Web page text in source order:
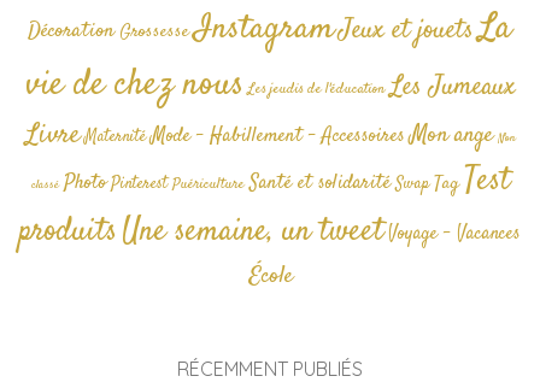
Décoration GrossesseInstagramJeux et jouetsLa
vie de chez nous Les jeudis de l'éducation Les Jumeaux
Livre Maternité Mode - Habillement - AccessoiresMon ange Non
classé Photo Pinterest Puériculture Santé et solidarité Swap TagTest
produitsUne semaine, un tweetVoyage - Vacances
École
RÉCEMMENT PUBLIÉS